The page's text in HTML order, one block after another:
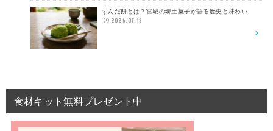
ずんだ餅とは？宮城の郷土菓子が語る歴史と味わい
2026.07.18
食材キット無料プレゼント中